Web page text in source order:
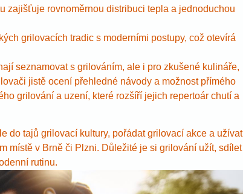
zajišťuje rovnoměrnou distribuci tepla a jednoduchou
grilovacích tradic s moderními postupy, což otevírá
seznamovat s grilováním, ale i pro zkušené kulináře,
jistě ocení přehledné návody a možnost přímého
grilování a uzení, které rozšíří jejich repertoár chutí a
do tajů grilovací kultury, pořádat grilovací akce a užívat
místě v Brně či Plzni. Důležité je si grilování užít, sdílet
rutinu.